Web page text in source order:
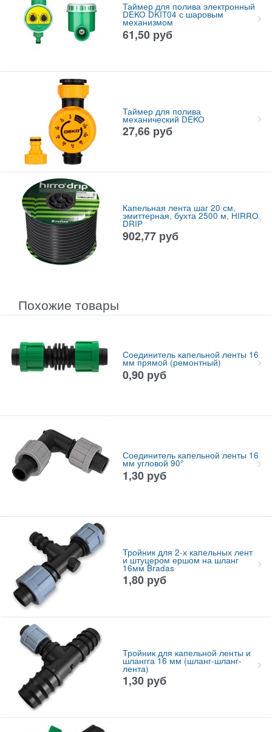
Таймер для полива электронный
DEKO DKIT04 с шаровым
механизмом
61,50 руб
Таймер для полива
механический DEKO
27,66 руб
Капельная лента шаг 20 см,
эмиттерная, бухта 2500 м, HIRRO
DRIP
902,77 руб
Похожие товары
Соединитель капельной ленты 16
мм прямой (ремонтный)
0,90 руб
Соединитель капельной ленты 16
мм угловой 90°
1,30 руб
Тройник для 2-х капельных лент
и штуцером ершом на шланг
16мм Bradas
1,80 руб
Тройник для капельной ленты и
шлангга 16 мм (шланг-шланг-
лента)
1,30 руб